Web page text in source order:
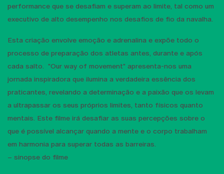
performance que se desafiam e superam ao limite, tal como um
executivo de alto desempenho nos desafios de fio da navalha.
Esta criação envolve emoção e adrenalina e expõe todo o
processo de preparação dos atletas antes, durante e após
cada salto. "Our way of movement" apresenta-nos uma
jornada inspiradora que ilumina a verdadeira essência dos
praticantes, revelando a determinação e a paixão que os levam
a ultrapassar os seus próprios limites, tanto físicos quanto
mentais. Este filme irá desafiar as suas percepções sobre o
que é possível alcançar quando a mente e o corpo trabalham
em harmonia para superar todas as barreiras.
– sinopse do filme